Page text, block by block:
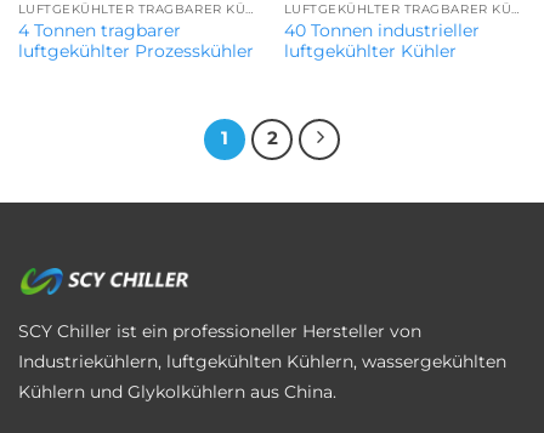
LUFTGEKÜHLTER TRAGBARER KÜHLER
4 Tonnen tragbarer
luftgekühlter Prozesskühler
LUFTGEKÜHLTER TRAGBARER KÜHLER
40 Tonnen industrieller
luftgekühlter Kühler
1 2
SCY Chiller ist ein professioneller Hersteller von
Industriekühlern, luftgekühlten Kühlern, wassergekühlten
Kühlern und Glykolkühlern aus China.